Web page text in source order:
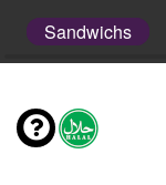
Sandwichs